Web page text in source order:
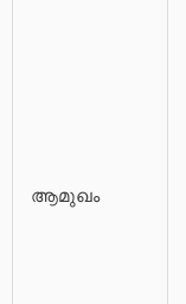
ആമുഖം